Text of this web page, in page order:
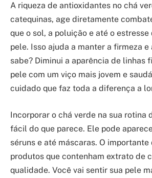
A riqueza de antioxidantes no chá
catequinas, age diretamente
que o sol, a poluição e até o estresse
pele. Isso ajuda a manter a firmeza
sabe? Diminui a aparência de linhas
pele com um viço mais jovem e
cuidado que faz toda a diferença a
Incorporar o chá verde na sua rotina
fácil do que parece. Ele pode
séruns e até máscaras. O importante
produtos que contenham extrato de
qualidade. Você vai sentir sua pele